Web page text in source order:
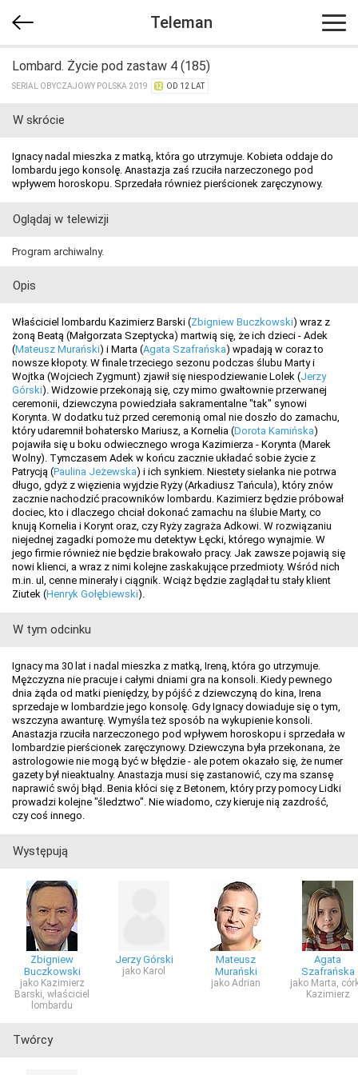
Teleman
Lombard. Życie pod zastaw 4 (185)
SERIAL OBYCZAJOWY POLSKA 2019 OD 12 LAT
W skrócie
Ignacy nadal mieszka z matką, która go utrzymuje. Kobieta oddaje do
lombardu jego konsolę. Anastazja zaś rzuciła narzeczonego pod
wpływem horoskopu. Sprzedała również pierścionek zaręczynowy.
Oglądaj w telewizji
Program archiwalny.
Opis
Właściciel lombardu Kazimierz Barski (Zbigniew Buczkowski) wraz z
żoną Beatą (Małgorzata Szeptycka) martwią się, że ich dzieci - Adek
(Mateusz Murański) i Marta (Agata Szafrańska) wpadają w coraz to
nowsze kłopoty. W finale trzeciego sezonu podczas ślubu Marty i
Wojtka (Wojciech Zygmunt) zjawił się niespodziewanie Lolek (Jerzy
Górski). Widzowie przekonają się, czy mimo gwałtownie przerwanej
ceremonii, dziewczyna powiedziała sakramentalne "tak" synowi
Korynta. W dodatku tuż przed ceremonią omal nie doszło do zamachu,
który udaremnił bohatersko Mariusz, a Kornelia (Dorota Kamińska)
pojawiła się u boku odwiecznego wroga Kazimierza - Korynta (Marek
Wolny). Tymczasem Adek w końcu zacznie układać sobie życie z
Patrycją (Paulina Jeżewska) i ich synkiem. Niestety sielanka nie potrwa
długo, gdyż z więzienia wyjdzie Ryży (Arkadiusz Tańcula), który znów
zacznie nachodzić pracowników lombardu. Kazimierz będzie próbował
dociec, kto i dlaczego chciał dokonać zamachu na ślubie Marty, co
knują Kornelia i Korynt oraz, czy Ryży zagraża Adkowi. W rozwiązaniu
niejednej zagadki pomoże mu detektyw Łęcki, którego wynajmie. W
jego firmie również nie będzie brakowało pracy. Jak zawsze pojawią się
nowi klienci, a wraz z nimi kolejne zaskakujące przedmioty. Wśród nich
m.in. ul, cenne minerały i ciągnik. Wciąż będzie zaglądał tu stały klient
Ziutek (Henryk Gołębiewski).
W tym odcinku
Ignacy ma 30 lat i nadal mieszka z matką, Ireną, która go utrzymuje.
Mężczyzna nie pracuje i całymi dniami gra na konsoli. Kiedy pewnego
dnia żąda od matki pieniędzy, by pójść z dziewczyną do kina, Irena
sprzedaje w lombardzie jego konsolę. Gdy Ignacy dowiaduje się o tym,
wszczyna awanturę. Wymyśla też sposób na wykupienie konsoli.
Anastazja rzuciła narzeczonego pod wpływem horoskopu i sprzedała w
lombardzie pierścionek zaręczynowy. Dziewczyna była przekonana, że
astrologowie nie mogą być w błędzie - ale potem okazało się, że numer
gazety był nieaktualny. Anastazja musi się zastanowić, czy ma szansę
naprawić swój błąd. Benia kłóci się z Betonem, który przy pomocy Lidki
prowadzi kolejne "śledztwo". Nie wiadomo, czy kieruje nią zazdrość,
czy coś innego.
Występują
Zbigniew
Buczkowski
jako Kazimierz
Barski, właściciel
lombardu
Jerzy Górski
jako Karol
Mateusz
Murański
jako Adrian
Agata
Szafrańska
jako Marta,
Kazimierz
Twórcy